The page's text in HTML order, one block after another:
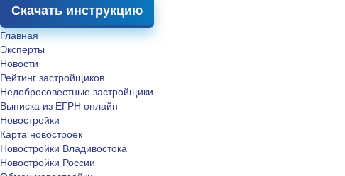
Скачать инструкцию
Главная
Эксперты
Новости
Рейтинг застройщиков
Недобросовестные застройщики
Выписка из ЕГРН онлайн
Новостройки
Карта новостроек
Новостройки Владивостока
Новостройки России